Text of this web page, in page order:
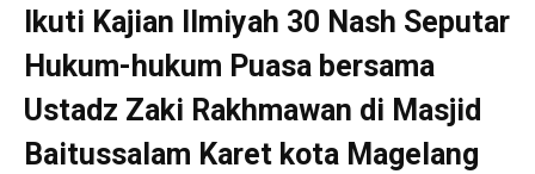
Ikuti Kajian Ilmiyah 30 Nash Seputar
Hukum-hukum Puasa bersama
Ustadz Zaki Rakhmawan di Masjid
Baitussalam Karet kota Magelang